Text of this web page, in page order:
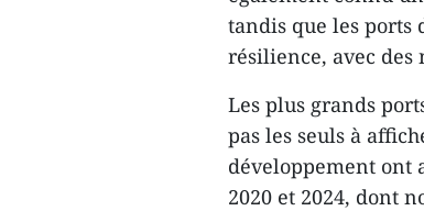
tandis que les ports
résilience, avec des
Les plus grands
pas les seuls à
développement ont
2020 et 2024, dont